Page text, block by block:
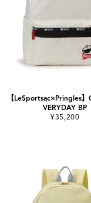
【LeSportsac×Pringles】
VERYDAY BP
¥35,200